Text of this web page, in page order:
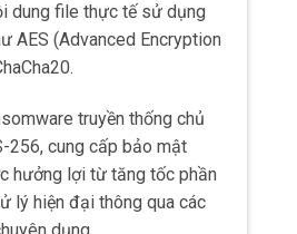
dung file thực tế sử dụng
AES (Advanced Encryption
truyền thống chủ
256, cung cấp bảo mật
hưởng lợi từ tăng tốc phần
lý hiện đại thông qua các